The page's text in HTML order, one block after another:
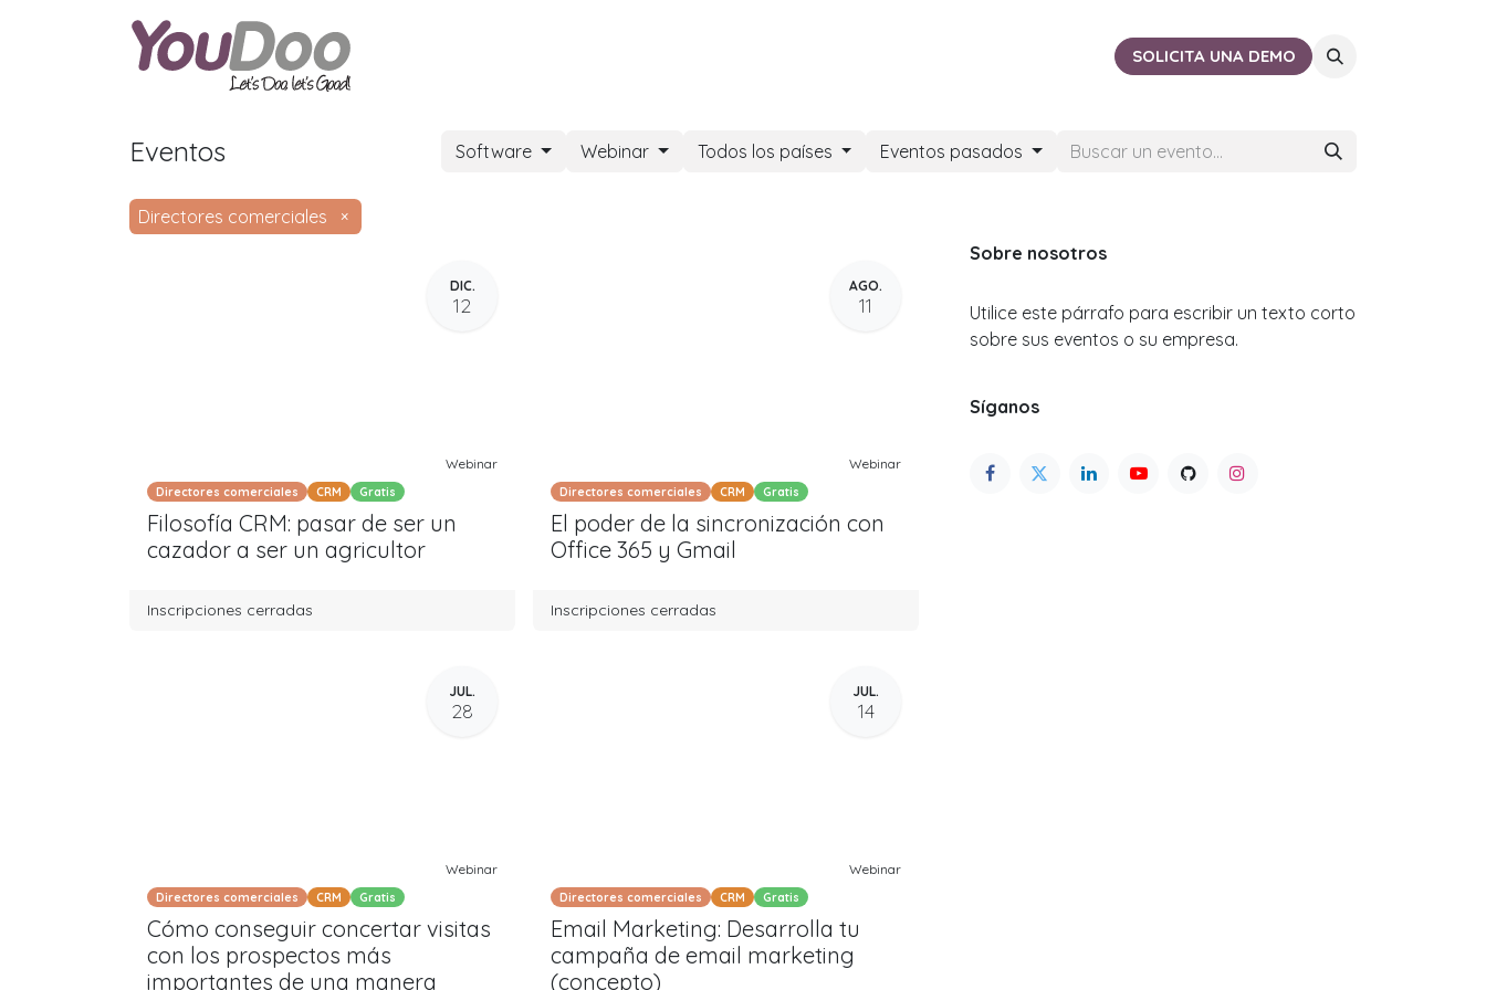
CERCA DE TISOLICITA UNA DEMO
Eventos Software Webinar Todos los países Eventos pasados
Directores comerciales ×
DIC.
12
Webinar
Directores comerciales CRM Gratis
Filosofía CRM: pasar de ser un
cazador a ser un agricultor
Inscripciones cerradas
AGO.
11
Webinar
Directores comerciales CRM Gratis
El poder de la sincronización con
Office 365 y Gmail
Inscripciones cerradas
JUL.
28
Webinar
Directores comerciales CRM Gratis
Cómo conseguir concertar visitas
con los prospectos más
importantes de una manera
JUL.
14
Webinar
Directores comerciales CRM Gratis
Email Marketing: Desarrolla tu
campaña de email marketing
(concepto)
Sobre nosotros
Utilice este párrafo para escribir un texto corto
sobre sus eventos o su empresa.
Síganos